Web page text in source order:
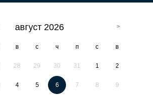
август 2026
в с ч п с в
28 29 30 31 1 2
4 5 6 7 8 9